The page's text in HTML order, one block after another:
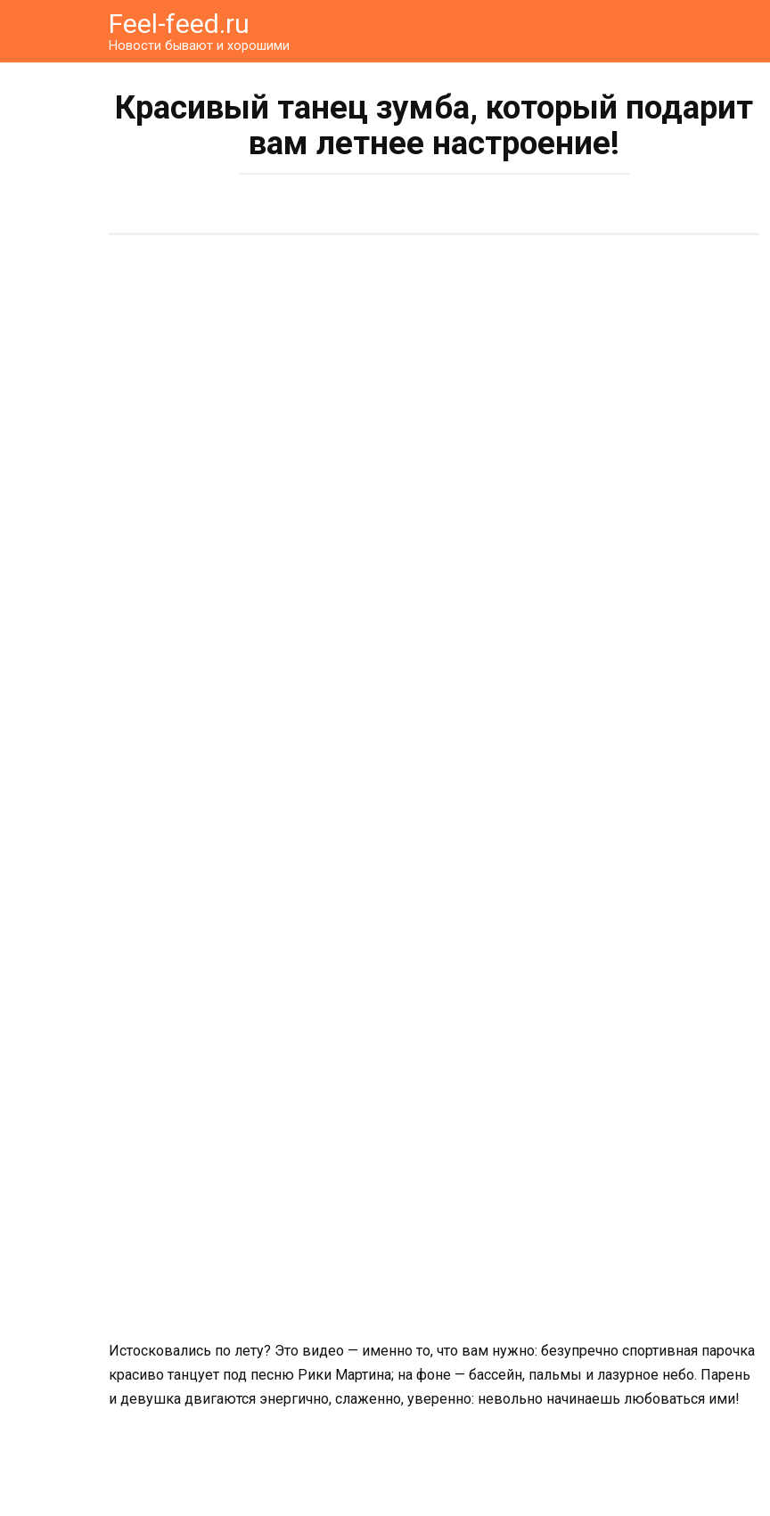
Feel-feed.ru
Новости бывают и хорошими
Красивый танец зумба, который подарит
вам летнее настроение!
Истосковались по лету? Это видео — именно то, что вам нужно: безупречно спортивная парочка
красиво танцует под песню Рики Мартина; на фоне — бассейн, пальмы и лазурное небо. Парень
и девушка двигаются энергично, слаженно, уверенно: невольно начинаешь любоваться ими!